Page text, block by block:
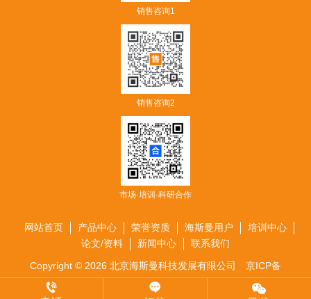
销售咨询1
销售咨询2
市场·培训·科研合作
网站首页 产品中心 荣誉资质 海斯曼用户
培训中心
论文/资料
新闻中心
联系我们
Copyright © 2026 北京海斯曼科技发展有限公司 京ICP备
17042384号-1